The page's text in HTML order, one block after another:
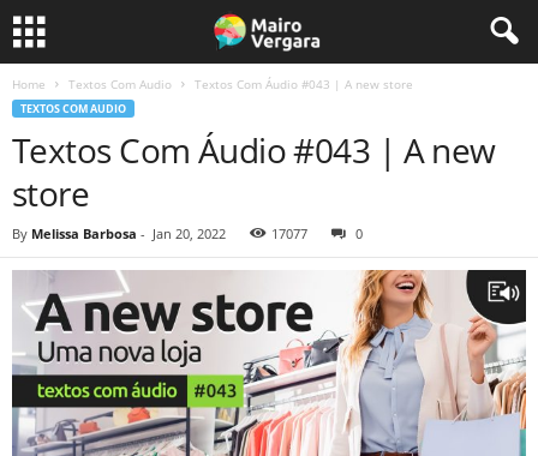
Home Textos Com Audio Textos Com Áudio #043 | A new store
TEXTOS COM AUDIO
Textos Com Áudio #043 | A new
store
By Melissa Barbosa - Jan 20, 2022 17077 0